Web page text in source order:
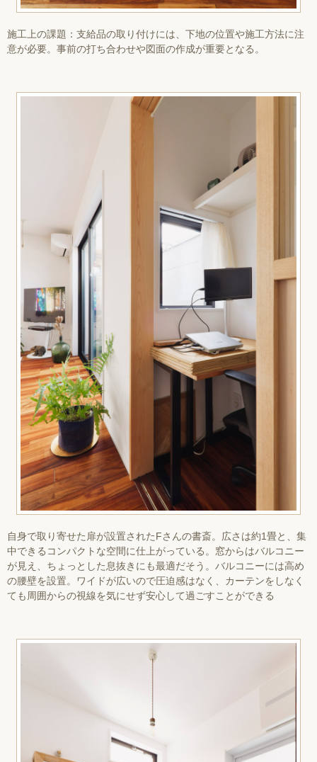
施工上の課題：支給品の取り付けには、下地の位置や施工方法に注
意が必要。事前の打ち合わせや図面の作成が重要となる。
自身で取り寄せた扉が設置されたFさんの書斎。広さは約1畳と、集
中できるコンパクトな空間に仕上がっている。窓からはバルコニー
が見え、ちょっとした息抜きにも最適だそう。バルコニーには高め
の腰壁を設置。ワイドが広いので圧迫感はなく、カーテンをしなく
ても周囲からの視線を気にせず安心して過ごすことができる